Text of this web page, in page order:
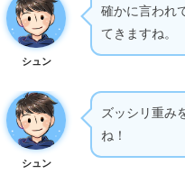
シュン
確かに言われ
てきますね。
シュン
ズッシリ重み
ね！